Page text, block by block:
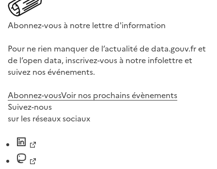
Abonnez-vous à notre lettre d'information
Pour ne rien manquer de l’actualité de data.gouv.fr et
de l’open data, inscrivez-vous à notre infolettre et
suivez nos événements.
Abonnez-vousVoir nos prochains évènements
Suivez-nous
sur les réseaux sociaux